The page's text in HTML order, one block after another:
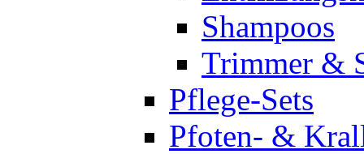
Shampoos
Trimmer &
Pflege-Sets
Pfoten- &